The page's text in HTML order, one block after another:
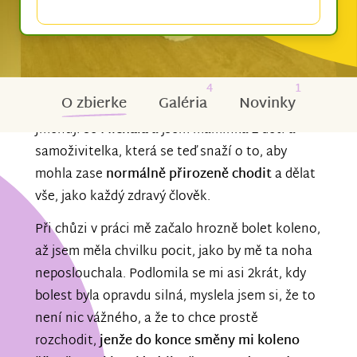
O zbierke Galéria
4
Novinky
1
Jmenuji se Michalaa jsem maminka 2 dětí a
samoživitelka, která se teď snaží o to, aby
mohla zase normálně přirozeně chodita dělat
vše, jako každý zdravý člověk.
Při chůzi v práci mě začalo hrozně bolet koleno,
až jsem měla chvilku pocit, jako by mě ta noha
neposlouchala. Podlomila se mi asi 2krát, kdy
bolest byla opravdu silná, myslela jsem si, že to
není nic vážného, a že to chce prostě
rozchodit,jenže do konce směny mi koleno